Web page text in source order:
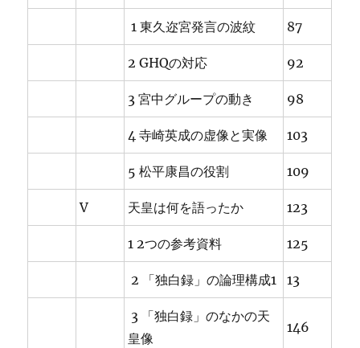
1 東久迩宮発言の波紋 87
2 GHQの対応 92
3 宮中グループの動き 98
4 寺崎英成の虚像と実像 103
5 松平康昌の役割 109
V 天皇は何を語ったか 123
1 2つの参考資料 125
2 「独白録」の論理構成1 13
3 「独白録」のなかの天
皇像
146